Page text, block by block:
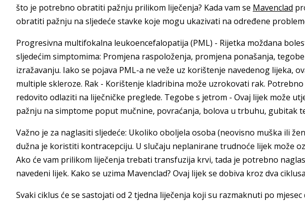
što je potrebno obratiti pažnju prilikom liječenja? Kada vam se Mavenclad
obratiti pažnju na sljedeće stavke koje mogu ukazivati na određene
Progresivna multifokalna leukoencefalopatija (PML) - Rijetka moždana
sljedećim simptomima: Promjena raspoloženja, promjena ponašanja,
izražavanju. Iako se pojava PML-a ne veže uz korištenje navedenog lijeka,
multiple skleroze. Rak - Korištenje kladribina može uzrokovati rak.
redovito odlaziti na liječničke preglede. Tegobe s jetrom - Ovaj lijek može
pažnju na simptome poput mučnine, povraćanja, bolova u trbuhu, gubitak
Važno je za naglasiti sljedeće: Ukoliko oboljela osoba (neovisno muška ili
dužna je koristiti kontracepciju. U slučaju neplanirane trudnoće lijek može
Ako će vam prilikom liječenja trebati transfuzija krvi, tada je potrebno
navedeni lijek. Kako se uzima Mavenclad? Ovaj lijek se dobiva kroz dva
Svaki ciklus će se sastojati od 2 tjedna liječenja koji su razmaknuti po